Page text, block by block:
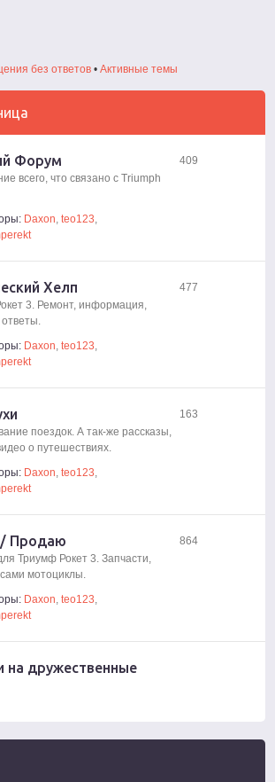
без ответов• Активные темы
Форум
всего, что связано с Triumph
Daxon,teo123,
409
Хелп
3. Ремонт, информация,
Daxon,teo123,
477
поездок. А так-же рассказы,
о путешествиях.
Daxon,teo123,
163
Продаю
Триумф Рокет 3. Запчасти,
мотоциклы.
Daxon,teo123,
864
на дружественные